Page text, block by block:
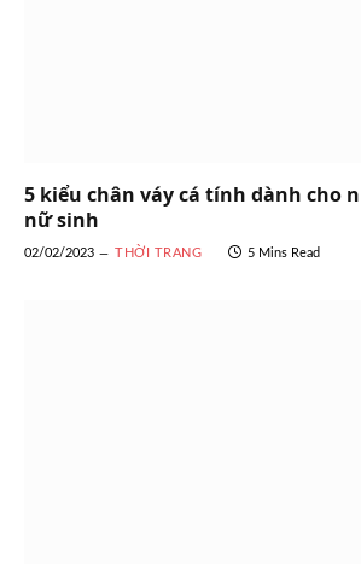
5 kiểu chân váy cá tính dành cho
nữ sinh
02/02/2023 THỜI TRANG 5 Mins Read